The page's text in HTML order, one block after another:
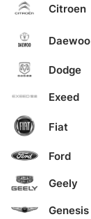
Citroen
Daewoo
Dodge
Exeed
Fiat
Ford
Geely
Genesis